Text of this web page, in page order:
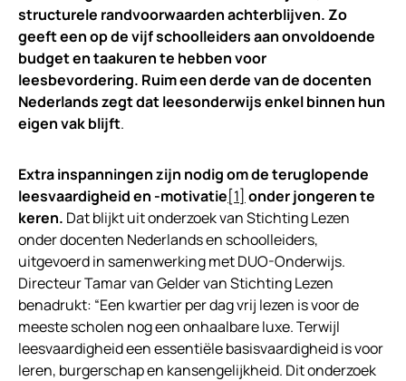
structurele randvoorwaarden achterblijven. Zo
geeft een op de vijf schoolleiders aan onvoldoende
budget en taakuren te hebben voor
leesbevordering. Ruim een derde van de docenten
Nederlands zegt dat leesonderwijs enkel binnen hun
eigen vak blijft.
Extra inspanningen zijn nodig om de teruglopende
leesvaardigheid en -motivatie[1] onder jongeren te
keren. Dat blijkt uit onderzoek van Stichting Lezen
onder docenten Nederlands en schoolleiders,
uitgevoerd in samenwerking met DUO-Onderwijs.
Directeur Tamar van Gelder van Stichting Lezen
benadrukt: “Een kwartier per dag vrij lezen is voor de
meeste scholen nog een onhaalbare luxe. Terwijl
leesvaardigheid een essentiële basisvaardigheid is voor
leren, burgerschap en kansengelijkheid. Dit onderzoek